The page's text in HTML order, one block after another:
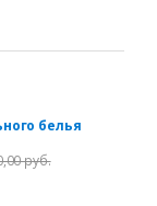
белья
руб.